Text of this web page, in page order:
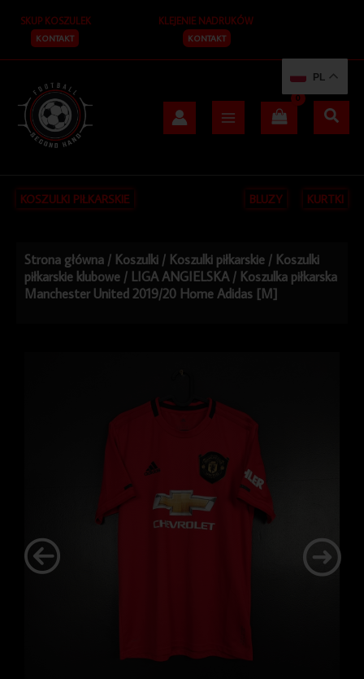
treści
SKUP KOSZULEK
KONTAKT
KLEJENIE NADRUKÓW
KONTAKT
KOSZULKI PIŁKARSKIE BLUZY KURTKI
Strona główna / Koszulki / Koszulki piłkarskie / Koszulki
piłkarskie klubowe / LIGA ANGIELSKA / Koszulka piłkarska
Manchester United 2019/20 Home Adidas [M]
PL